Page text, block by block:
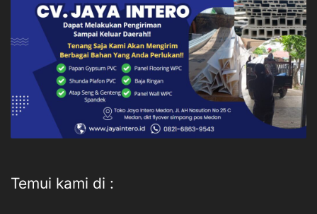
Temui kami di :